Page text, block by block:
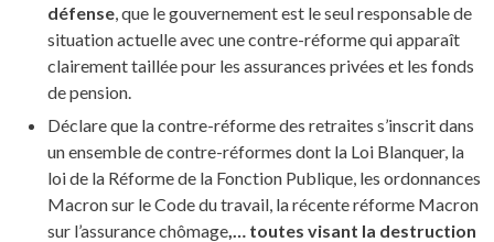
défense, que le gouvernement est le seul responsable de
situation actuelle avec une contre-réforme qui apparaît
clairement taillée pour les assurances privées et les fonds
de pension.
Déclare que la contre-réforme des retraites s’inscrit dans
un ensemble de contre-réformes dont la Loi Blanquer, la
loi de la Réforme de la Fonction Publique, les ordonnances
Macron sur le Code du travail, la récente réforme Macron
sur l’assurance chômage,… toutes visant la destruction